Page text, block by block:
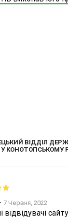
ВІДДІЛ
КОНОТОПСЬКОМУ
7 Червня, 2022
відвідувачі